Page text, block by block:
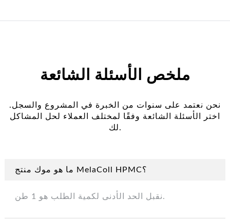
ملخص الأسئلة الشائعة
نحن نعتمد على سنوات من الخبرة في المشروع والسجل.
اختر الأسئلة الشائعة وفقًا لمختلف العملاء لحل المشاكل
لك.
ما هو موك منتج MelaColl HPMC؟
نقبل الحد الأدنى لكمية الطلب هو 1 طن.